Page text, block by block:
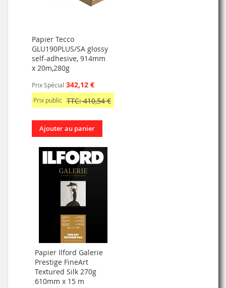
Papier Tecco
GLU190PLUS/SA glossy
self-adhesive, 914mm
x 20m,280g
Prix Spécial 342,12 €
Prix public TTC: 410,54 €
Ajouter au panier
Papier Ilford Galerie
Prestige FineArt
Textured Silk 270g
610mm x 15 m